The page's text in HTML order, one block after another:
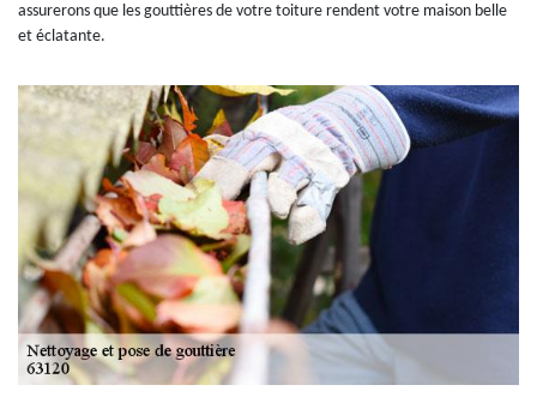
assurerons que les gouttières de votre toiture rendent votre maison belle
et éclatante.